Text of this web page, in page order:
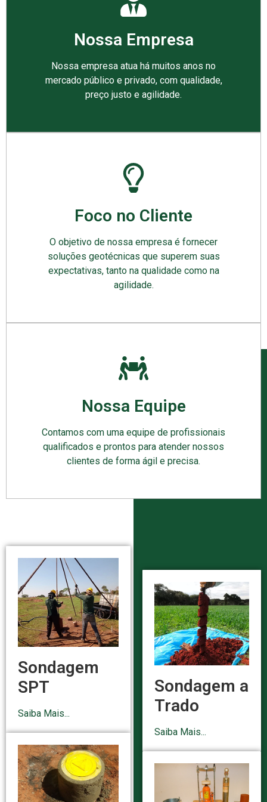
Nossa Empresa
Nossa empresa atua há muitos anos no
mercado público e privado, com qualidade,
preço justo e agilidade.
Foco no Cliente
O objetivo de nossa empresa é fornecer
soluções geotécnicas que superem suas
expectativas, tanto na qualidade como na
agilidade.
Nossa Equipe
Contamos com uma equipe de profissionais
qualificados e prontos para atender nossos
clientes de forma ágil e precisa.
Sondagem
SPT
Saiba Mais...
Sondagem a
Trado
Saiba Mais...